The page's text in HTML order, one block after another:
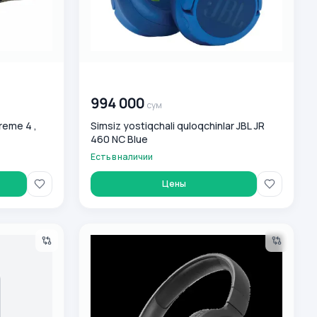
4 ,
994 000 сум
Simsiz yostiqchali quloqchinlar JBL JR
460 NC Blue
Есть в наличии
Цены
320 Беспроводные накладные наушники JBL